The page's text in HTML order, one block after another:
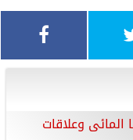
وعلاقات